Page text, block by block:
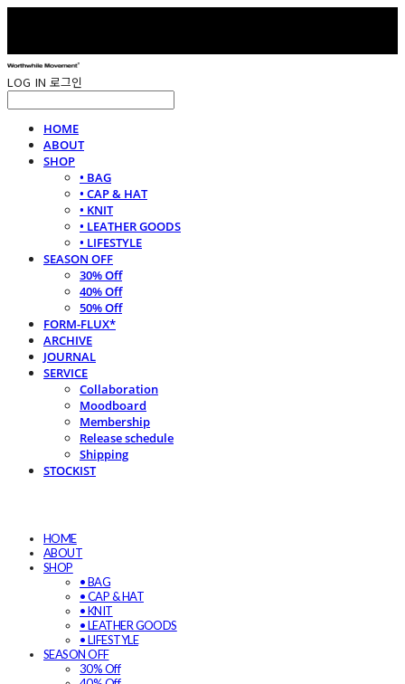
LOG IN 로그인
HOME
ABOUT
SHOP
• BAG
• CAP & HAT
• KNIT
• LEATHER GOODS
• LIFESTYLE
SEASON OFF
30% Off
40% Off
50% Off
FORM-FLUX*
ARCHIVE
JOURNAL
SERVICE
Collaboration
Moodboard
Membership
Release schedule
Shipping
STOCKIST
HOME
ABOUT
SHOP
• BAG
• CAP & HAT
• KNIT
• LEATHER GOODS
• LIFESTYLE
SEASON OFF
30% Off